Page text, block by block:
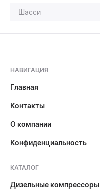
Шасси
НАВИГАЦИЯ
Главная
Контакты
О компании
Конфиденциальность
КАТАЛОГ
Дизельные компрессоры